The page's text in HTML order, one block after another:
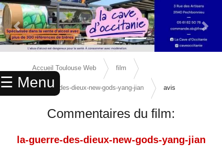
☰ Menu
× ACCUEIL
ANNUAIRE
CINEMA
Previous Slide Next
Accueil Toulouse Web film
la-guerre-des-dieux-new-gods-yang-jian avis
Commentaires du film:
la-guerre-des-dieux-new-gods-yang-jian